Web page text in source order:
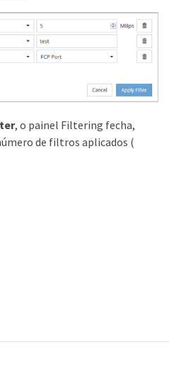
, o painel Filtering fecha,
de filtros aplicados (